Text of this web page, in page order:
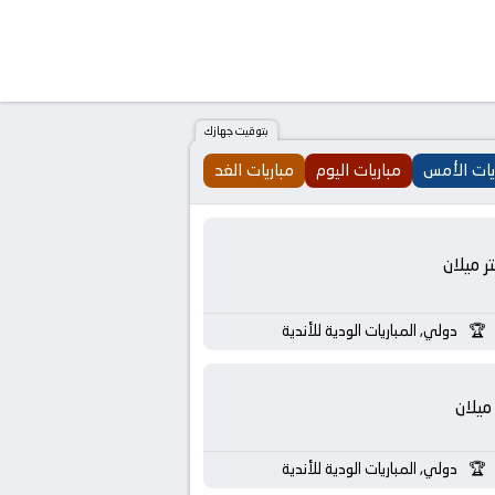
بتوقيت جهازك
الأمس مباريات اليوم مباريات الغد
ميلان
دولي, المباريات الودية للأندية
ميلان
دولي, المباريات الودية للأندية